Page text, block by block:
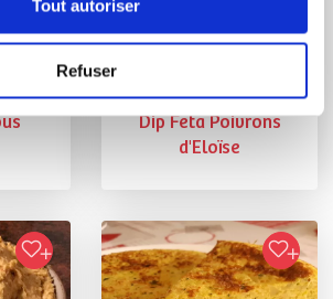
Tout autoriser
Refuser
Dip Feta Poivrons
d'Eloïse